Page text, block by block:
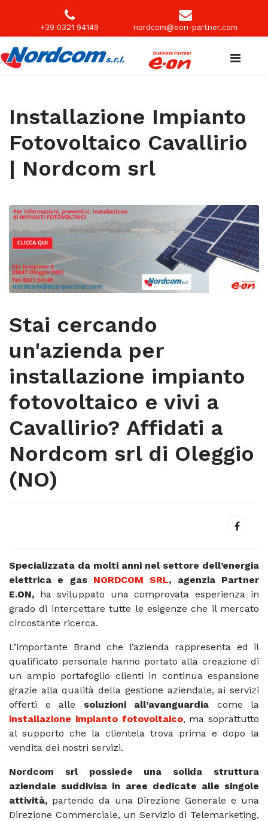
+39 0321 94149 nordcom@eon-partner.com
Installazione Impianto
Fotovoltaico Cavallirio
| Nordcom srl
Stai cercando
un'azienda per
installazione impianto
fotovoltaico e vivi a
Cavallirio? Affidati a
Nordcom srl di Oleggio
(NO)
Specializzata da molti anni nel settore dell’energia
elettrica e gas NORDCOM SRL, agenzia Partner
E.ON, ha sviluppato una comprovata esperienza in
grado di intercettare tutte le esigenze che il mercato
circostante ricerca.
L’importante Brand che l’azienda rappresenta ed il
qualificato personale hanno portato alla creazione di
un ampio portafoglio clienti in continua espansione
grazie alla qualità della gestione aziendale, ai servizi
offerti e alle soluzioni all’avanguardia come la
installazione impianto fotovoltaico, ma soprattutto
al supporto che la clientela trova prima e dopo la
vendita dei nostri servizi.
Nordcom srl possiede una solida struttura
aziendale suddivisa in aree dedicate alle singole
attività, partendo da una Direzione Generale e una
Direzione Commerciale, un Servizio di Telemarketing,